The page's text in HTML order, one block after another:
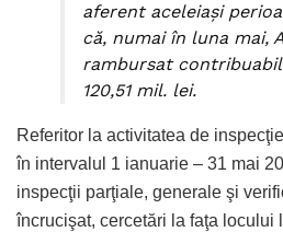
aferent aceleiaşi
că, numai în luna mai,
rambursat
120,51 mil. lei.
Referitor la activitatea de
în intervalul 1 ianuarie – 31 mai
inspecţii parţiale, generale şi
încrucişat, cercetări la faţa locului